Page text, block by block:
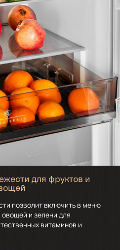
для фруктов и
позволит включить в меню
и зелени для
витаминов и